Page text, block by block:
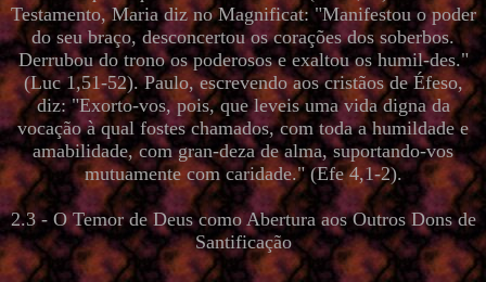
Testamento, Maria diz no Magnificat: "Manifestou o poder
do seu braço, desconcertou os corações dos soberbos.
Derrubou do trono os poderosos e exaltou os humil-des."
(Luc 1,51-52). Paulo, escrevendo aos cristãos de Éfeso,
diz: "Exorto-vos, pois, que leveis uma vida digna da
vocação à qual fostes chamados, com toda a humildade e
amabilidade, com gran-deza de alma, suportando-vos
mutuamente com caridade." (Efe 4,1-2).
2.3 - O Temor de Deus como Abertura aos Outros Dons de
Santificação